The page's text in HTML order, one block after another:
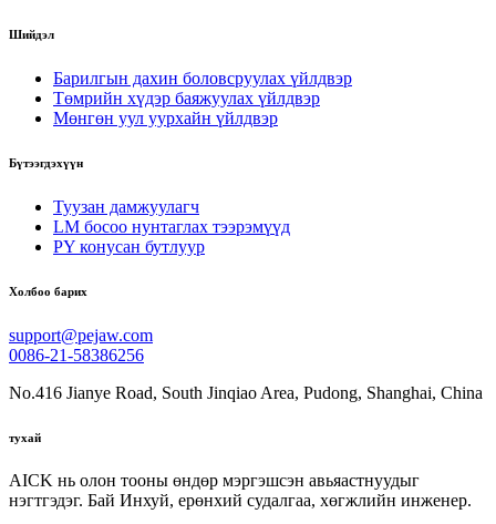
Шийдэл
Барилгын дахин боловсруулах үйлдвэр
Төмрийн хүдэр баяжуулах үйлдвэр
Мөнгөн уул уурхайн үйлдвэр
Бүтээгдэхүүн
Туузан дамжуулагч
LM босоо нунтаглах тээрэмүүд
PY конусан бутлуур
Холбоо барих
support@pejaw.com
0086-21-58386256
No.416 Jianye Road, South Jinqiao Area, Pudong, Shanghai, China
тухай
AICK нь олон тооны өндөр мэргэшсэн авьяастнуудыг
нэгтгэдэг. Бай Инхуй, ерөнхий судалгаа, хөгжлийн инженер.